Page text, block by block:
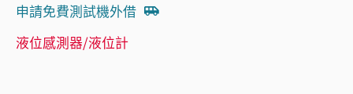
申請免費測試機外借
液位感測器/液位計